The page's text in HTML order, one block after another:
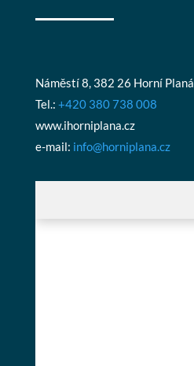
Náměstí 8, 382 26 Horní Planá
Tel.: +420 380 738 008
www.ihorniplana.cz
e-mail: info@horniplana.cz